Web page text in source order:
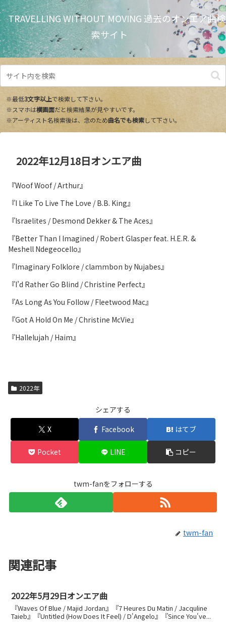
TRAVELLING WITHOUT MOVING 過去のオンエア曲検
索サイト
※最低3文字以上で検索して下さい。
※スマホは横画面だと検索結果が見やすいです。
※アーティスト名検索後は、念のため曲名でも検索して下さい。
2022年12月18日オンエア曲
『Woof Woof / Arthur』
『I Like To Live The Love / B.B. King』
『Israelites / Desmond Dekker & The Aces』
『Better Than I Imagined / Robert Glasper feat. H.E.R. &
Meshell Ndegeocello』
『Imaginary Folklore / clammbon by Nujabes』
『I’d Rather Go Blind / Christine Perfect』
『As Long As You Follow / Fleetwood Mac』
『Got A Hold On Me / Christine McVie』
『Hallelujah / Haim』
2022年
シェアする
X
Facebook はてブ
Pocket LINE コピー
twm-fanをフォローする
twm-fan
関連記事
2022年5月29日オンエア曲
『Waves Of Blue / Majid Jordan』『7 Heures Du Matin / Jacquline
Taieb』『Untitled (How Does It Feel) / D'Angelo』『Since You've...